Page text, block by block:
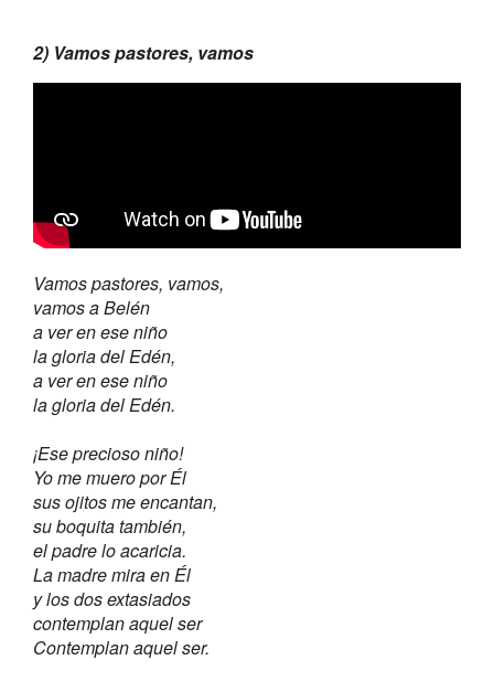
2) Vamos pastores, vamos
Vamos pastores, vamos,
vamos a Belén
a ver en ese niño
la gloria del Edén,
a ver en ese niño
la gloria del Edén.
¡Ese precioso niño!
Yo me muero por Él
sus ojitos me encantan,
su boquita también,
el padre lo acaricia.
La madre mira en Él
y los dos extasiados
contemplan aquel ser
Contemplan aquel ser.